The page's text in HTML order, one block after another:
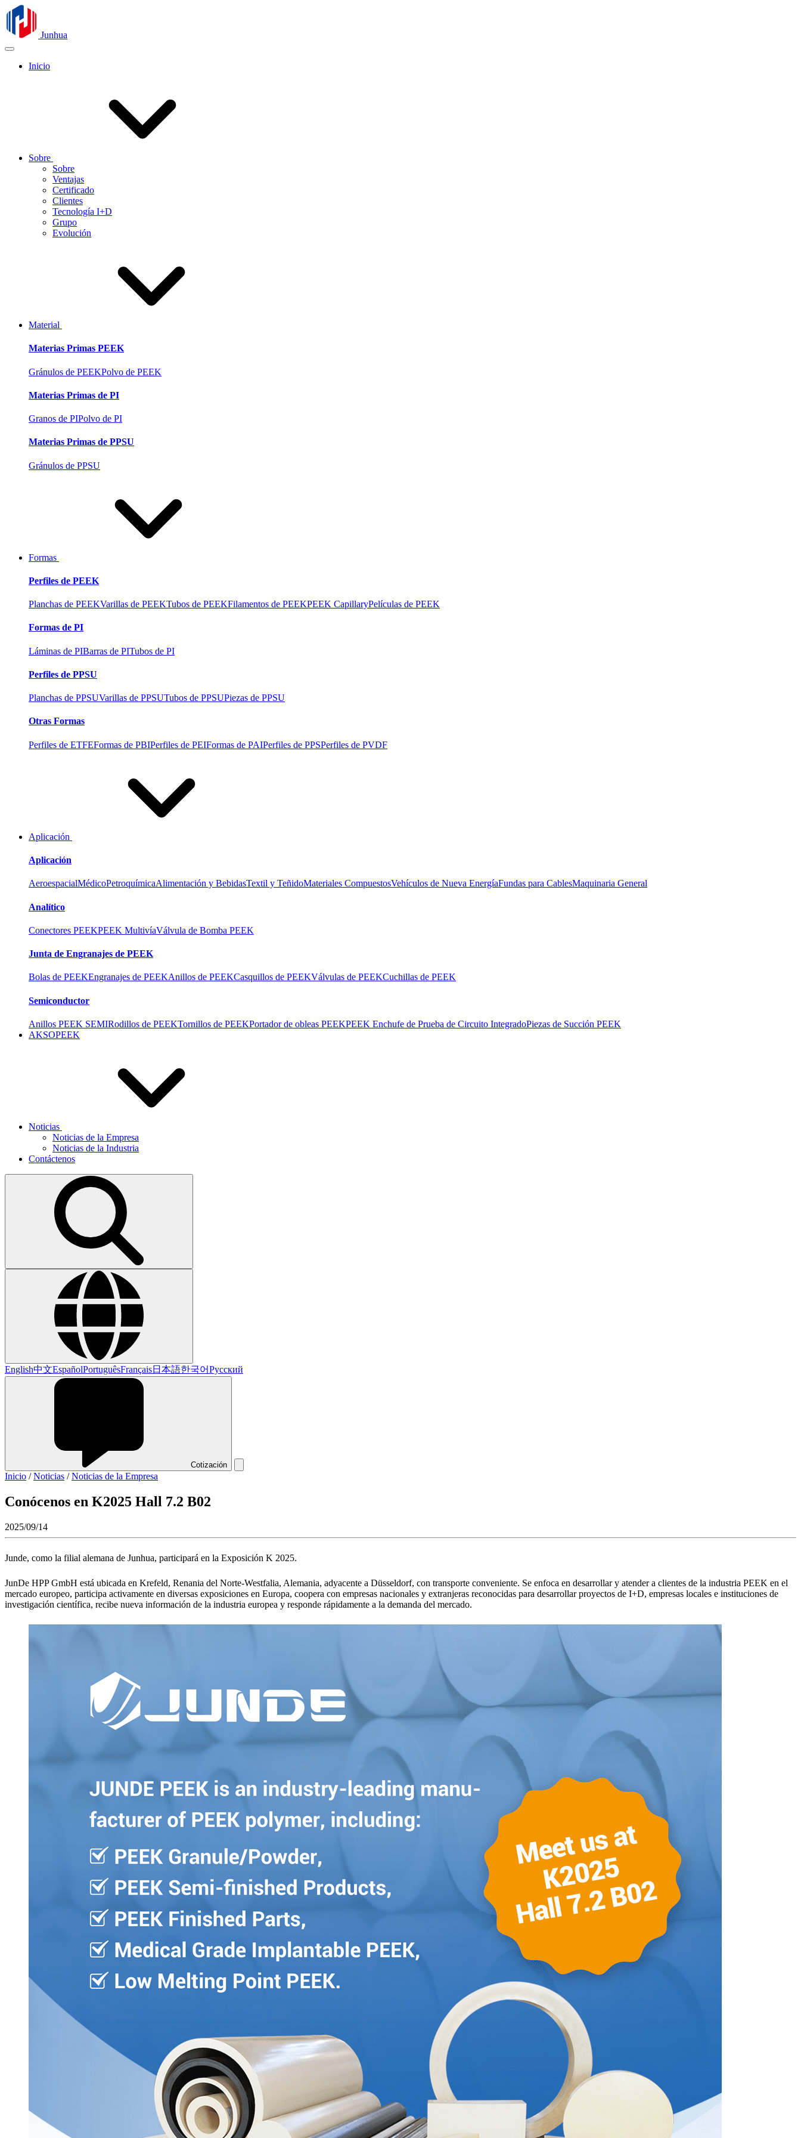
Junhua
Inicio
Sobre
Sobre
Ventajas
Certificado
Clientes
Tecnología I+D
Grupo
Evolución
Material
Materias Primas PEEK
Gránulos de PEEKPolvo de PEEK
Materias Primas de PI
Granos de PIPolvo de PI
Materias Primas de PPSU
Gránulos de PPSU
Formas
Perfiles de PEEK
Planchas de PEEKVarillas de PEEKTubos de PEEKFilamentos de PEEKPEEK CapillaryPelículas de PEEK
Formas de PI
Láminas de PIBarras de PITubos de PI
Perfiles de PPSU
Planchas de PPSUVarillas de PPSUTubos de PPSUPiezas de PPSU
Otras Formas
Perfiles de ETFEFormas de PBIPerfiles de PEIFormas de PAIPerfiles de PPSPerfiles de PVDF
Aplicación
Aplicación
AeroespacialMédicoPetroquímicaAlimentación y BebidasTextil y TeñidoMateriales CompuestosVehículos de Nueva EnergíaFundas para CablesMaquinaria General
Analítico
Conectores PEEKPEEK MultivíaVálvula de Bomba PEEK
Junta de Engranajes de PEEK
Bolas de PEEKEngranajes de PEEKAnillos de PEEKCasquillos de PEEKVálvulas de PEEKCuchillas de PEEK
Semiconductor
Anillos PEEK SEMIRodillos de PEEKTornillos de PEEKPortador de obleas PEEKPEEK Enchufe de Prueba de Circuito IntegradoPiezas de Succión PEEK
AKSOPEEK
Noticias
Noticias de la Empresa
Noticias de la Industria
Contáctenos
English中文EspañolPortuguêsFrançais日本語한국어Русский
Cotización
Inicio /Noticias /Noticias de la Empresa
Conócenos en K2025 Hall 7.2 B02
2025/09/14
Junde, como la filial alemana de Junhua, participará en la Exposición K 2025.
JunDe HPP GmbH está ubicada en Krefeld, Renania del Norte-Westfalia, Alemania, adyacente a Düsseldorf, con transporte conveniente. Se enfoca en desarrollar y atender a clientes de la industria PEEK en el
mercado europeo, participa activamente en diversas exposiciones en Europa, coopera con empresas nacionales y extranjeras reconocidas para desarrollar proyectos de I+D, empresas locales e instituciones de
investigación científica, recibe nueva información de la industria europea y responde rápidamente a la demanda del mercado.